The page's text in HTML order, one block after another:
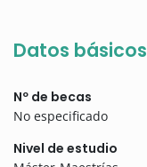
Datos básicos
Nº de becas
No especificado
Nivel de estudio